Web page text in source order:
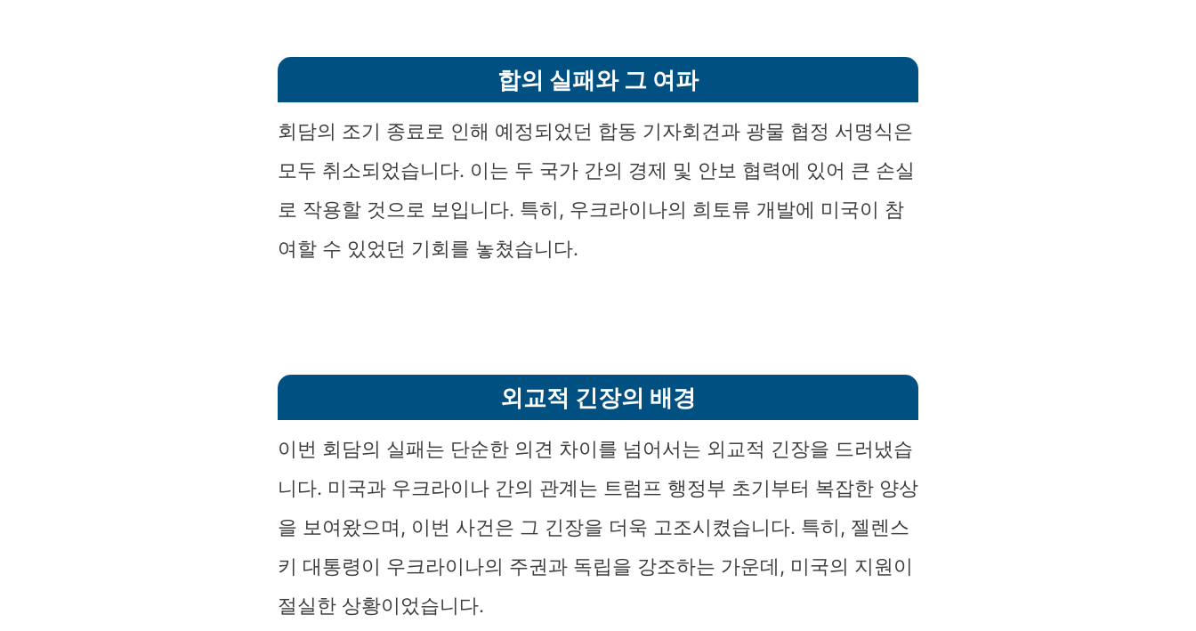
합의 실패와 그 여파
회담의 조기 종료로 인해 예정되었던 합동 기자회견과 광물 협정 서명식은
모두 취소되었습니다. 이는 두 국가 간의 경제 및 안보 협력에 있어 큰 손실
로 작용할 것으로 보입니다. 특히, 우크라이나의 희토류 개발에 미국이 참
여할 수 있었던 기회를 놓쳤습니다.
외교적 긴장의 배경
이번 회담의 실패는 단순한 의견 차이를 넘어서는 외교적 긴장을 드러냈습
니다. 미국과 우크라이나 간의 관계는 트럼프 행정부 초기부터 복잡한 양상
을 보여왔으며, 이번 사건은 그 긴장을 더욱 고조시켰습니다. 특히, 젤렌스
키 대통령이 우크라이나의 주권과 독립을 강조하는 가운데, 미국의 지원이
절실한 상황이었습니다.